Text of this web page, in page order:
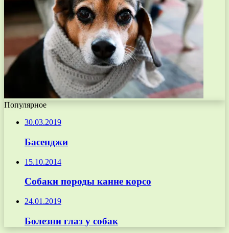
Популярное
30.03.2019
Басенджи
15.10.2014
Собаки породы канне корсо
24.01.2019
Болезни глаз у собак